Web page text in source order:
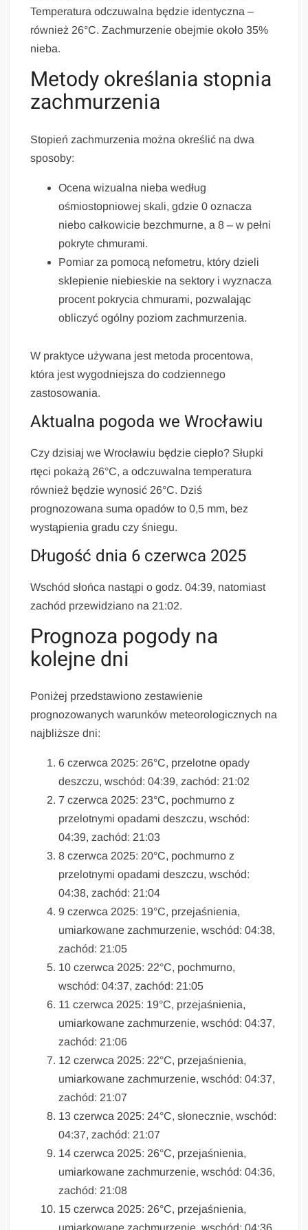
Temperatura odczuwalna będzie identyczna –
również 26°C. Zachmurzenie obejmie około 35%
nieba.
Metody określania stopnia
zachmurzenia
Stopień zachmurzenia można określić na dwa
sposoby:
Ocena wizualna nieba według
ośmiostopniowej skali, gdzie 0 oznacza
niebo całkowicie bezchmurne, a 8 – w pełni
pokryte chmurami.
Pomiar za pomocą nefometru, który dzieli
sklepienie niebieskie na sektory i wyznacza
procent pokrycia chmurami, pozwalając
obliczyć ogólny poziom zachmurzenia.
W praktyce używana jest metoda procentowa,
która jest wygodniejsza do codziennego
zastosowania.
Aktualna pogoda we Wrocławiu
Czy dzisiaj we Wrocławiu będzie ciepło? Słupki
rtęci pokażą 26°C, a odczuwalna temperatura
również będzie wynosić 26°C. Dziś
prognozowana suma opadów to 0,5 mm, bez
wystąpienia gradu czy śniegu.
Długość dnia 6 czerwca 2025
Wschód słońca nastąpi o godz. 04:39, natomiast
zachód przewidziano na 21:02.
Prognoza pogody na
kolejne dni
Poniżej przedstawiono zestawienie
prognozowanych warunków meteorologicznych na
najbliższe dni:
6 czerwca 2025: 26°C, przelotne opady
deszczu, wschód: 04:39, zachód: 21:02
7 czerwca 2025: 23°C, pochmurno z
przelotnymi opadami deszczu, wschód:
04:39, zachód: 21:03
8 czerwca 2025: 20°C, pochmurno z
przelotnymi opadami deszczu, wschód:
04:38, zachód: 21:04
9 czerwca 2025: 19°C, przejaśnienia,
umiarkowane zachmurzenie, wschód: 04:38,
zachód: 21:05
10 czerwca 2025: 22°C, pochmurno,
wschód: 04:37, zachód: 21:05
11 czerwca 2025: 19°C, przejaśnienia,
umiarkowane zachmurzenie, wschód: 04:37,
zachód: 21:06
12 czerwca 2025: 22°C, przejaśnienia,
umiarkowane zachmurzenie, wschód: 04:37,
zachód: 21:07
13 czerwca 2025: 24°C, słonecznie, wschód:
04:37, zachód: 21:07
14 czerwca 2025: 26°C, przejaśnienia,
umiarkowane zachmurzenie, wschód: 04:36,
zachód: 21:08
15 czerwca 2025: 26°C, przejaśnienia,